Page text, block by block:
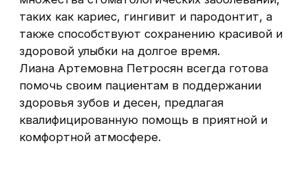
Задать вопрос
Возможна оплата в кредит или в рассрочку.